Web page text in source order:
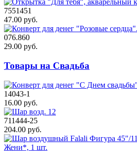
7551451
47.00 руб.
076.860
29.00 руб.
Товары на Свадьба
14043-1
16.00 руб.
711444-25
204.00 руб.